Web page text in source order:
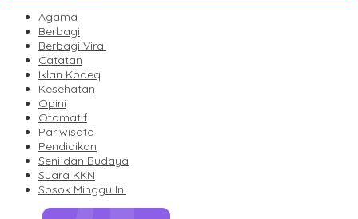
Agama
Berbagi
Berbagi Viral
Catatan
Iklan Kodeq
Kesehatan
Opini
Otomatif
Pariwisata
Pendidikan
Seni dan Budaya
Suara KKN
Sosok Minggu Ini